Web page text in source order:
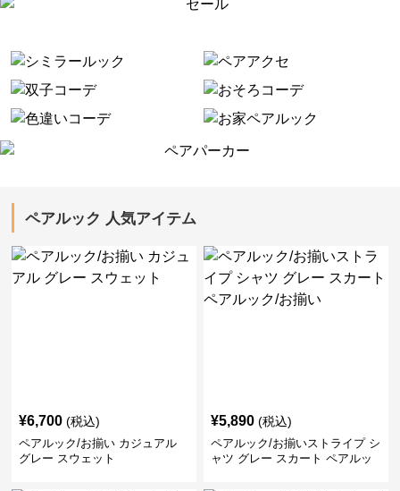
ペアルック 人気アイテム
¥6,700 (税込)
ペアルック/お揃い カジュアル
グレー スウェット
¥5,890 (税込)
ペアルック/お揃いストライプ シ
ャツ グレー スカート ペアルッ